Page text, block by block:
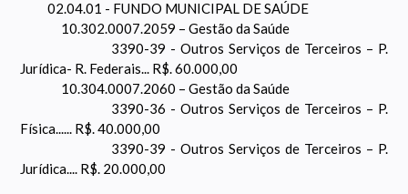
02.04.01 - FUNDO MUNICIPAL DE SAÚDE
10.302.0007.2059 – Gestão da Saúde
3390-39 - Outros Serviços de Terceiros – P.
Jurídica- R. Federais... R$. 60.000,00
10.304.0007.2060 – Gestão da Saúde
3390-36 - Outros Serviços de Terceiros – P.
Física...... R$. 40.000,00
3390-39 - Outros Serviços de Terceiros – P.
Jurídica.... R$. 20.000,00